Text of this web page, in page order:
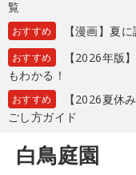
覧
おすすめ 【漫画】夏
おすすめ
【2026年版
もわかる！
おすすめ
【2026夏休
ごし方ガイド
白鳥庭園